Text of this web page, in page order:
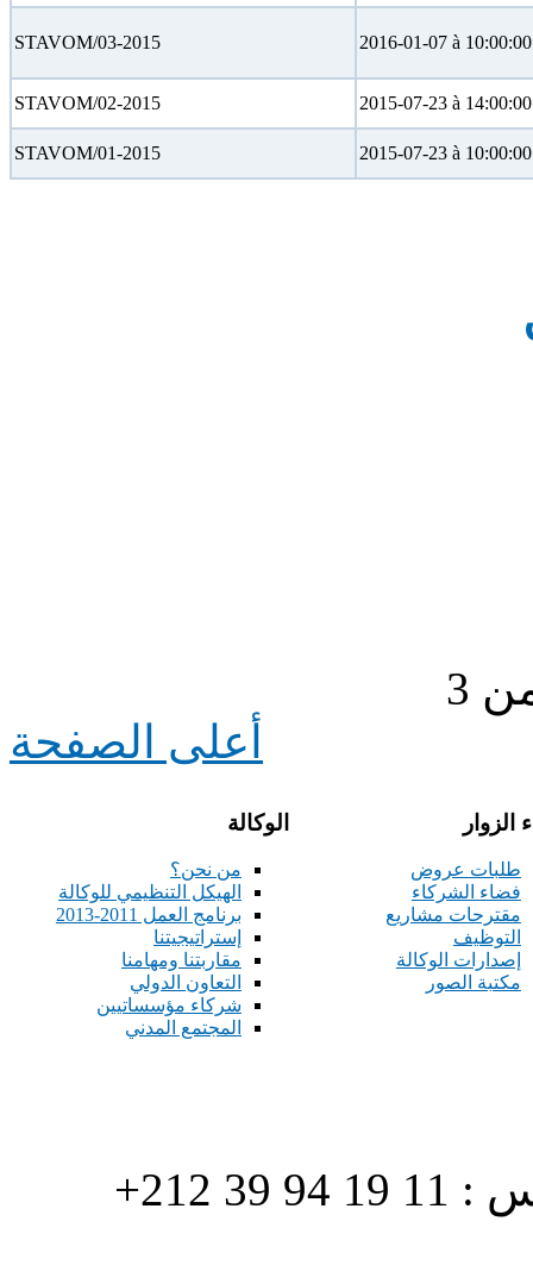
STAVOM/03-2015 2016-01-07 à 10:00:00
STAVOM/02-2015 2015-07-23 à 14:00:00
STAVOM/01-2015 2015-07-23 à 10:00:00
أعلى الصفحة
الوكالة
من نحن؟
الهيكل التنظيمي للوكالة
برنامج العمل 2011-2013
إستراتيجيتنا
مقاربتنا ومهامنا
التعاون الدولي
شركاء مؤسساتيين
المجتمع المدني
الزوار
طلبات عروض
فضاء الشركاء
مقترحات مشاريع
التوظيف
إصدارات الوكالة
مكتبة الصور
هاتف : 90/88 32 94 39 212+ فاكس : 11 19 94 39 212+